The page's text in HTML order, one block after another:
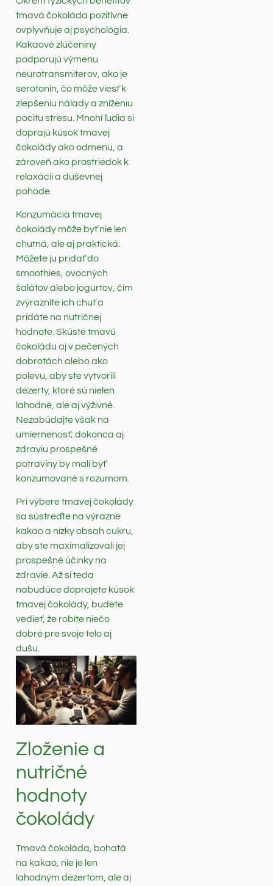
tmavá čokoláda pozitívne
ovplyvňuje aj psychológia.
Kakaové zlúčeniny
podporujú výmenu
neurotransmiterov, ako je
serotonín, čo môže viesť k
zlepšeniu nálady a zníženiu
pocitu stresu. Mnohí ľudia si
doprajú kúsok tmavej
čokolády ako odmenu, a
zároveň ako prostriedok k
relaxácii a duševnej
pohode.
Konzumácia tmavej
čokolády môže byť nie len
chutná, ale aj praktická.
Môžete ju pridať do
smoothies, ovocných
šalátov alebo jogurtov, čím
zvýrazníte ich chuť a
pridáte na nutričnej
hodnote. Skúste tmavú
čokoládu aj v pečených
dobrotách alebo ako
polevu, aby ste vytvorili
dezerty, ktoré sú nielen
lahodné, ale aj výživné.
Nezabúdajte však na
umiernenosť; dokonca aj
zdraviu prospešné
potraviny by mali byť
konzumované s rozumom.
Pri výbere tmavej čokolády
sa sústreďte na výrazne
kakao a nízky obsah cukru,
aby ste maximalizovali jej
prospešné účinky na
zdravie. Až si teda
nabudúce doprajete kúsok
tmavej čokolády, budete
vedieť, že robíte niečo
dobré pre svoje telo aj
dušu.
Zloženie a
nutričné
hodnoty
čokolády
Tmavá čokoláda, bohatá
na kakao, nie je len
lahodným dezertom, ale aj